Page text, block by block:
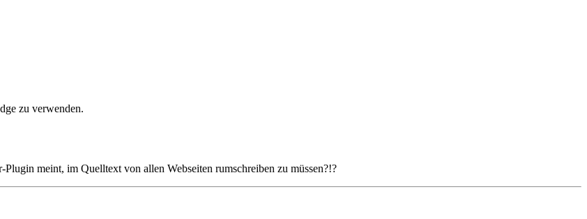
zu verwenden.
meint, im Quelltext von allen Webseiten rumschreiben zu müssen?!?